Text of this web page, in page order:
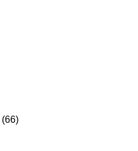
(66)